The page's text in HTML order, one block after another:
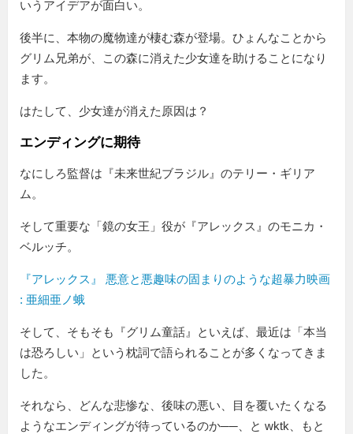
いうアイデアが面白い。
後半に、本物の魔物達が棲む森が登場。ひょんなことから
グリム兄弟が、この森に消えた少女達を助けることになり
ます。
はたして、少女達が消えた原因は？
エンディングに期待
なにしろ監督は『未来世紀ブラジル』のテリー・ギリア
ム。
そして重要な「鏡の女王」役が『アレックス』のモニカ・
ベルッチ。
『アレックス』 悪意と悪趣味の固まりのような超暴力映画
: 亜細亜ノ蛾
そして、そもそも『グリム童話』といえば、最近は「本当
は恐ろしい」という枕詞で語られることが多くなってきま
した。
それなら、どんな悲惨な、後味の悪い、目を覆いたくなる
ようなエンディングが待っているのか──、と wktk、もと